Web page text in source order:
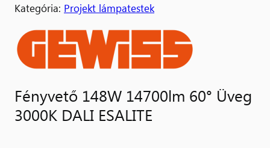
Kategória: Projekt lámpatestek
Fényvető 148W 14700lm 60° Üveg
3000K DALI ESALITE